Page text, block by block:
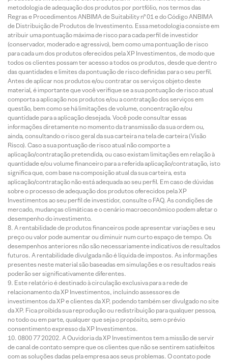
metodologia de adequação dos produtos por portfólio, nos termos das
Regras e Procedimentos ANBIMA de Suitability nº 01 e do Código ANBIMA
de Distribuição de Produtos de Investimento. Essa metodologia consiste em
atribuir uma pontuação máxima de risco para cada perfil de investidor
(conservador, moderado e agressivo), bem como uma pontuação de risco
para cada um dos produtos oferecidos pela XP Investimentos, de modo que
todos os clientes possam ter acesso a todos os produtos, desde que dentro
das quantidades e limites da pontuação de risco definidas para o seu perfil.
Antes de aplicar nos produtos e/ou contratar os serviços objeto deste
material, é importante que você verifique se a sua pontuação de risco atual
comporta a aplicação nos produtos e/ou a contratação dos serviços em
questão, bem como se há limitações de volume, concentração e/ou
quantidade para a aplicação desejada. Você pode consultar essas
informações diretamente no momento da transmissão da sua ordem ou,
ainda, consultando o risco geral da sua carteira na tela de carteira (Visão
Risco). Caso a sua pontuação de risco atual não comporte a
aplicação/contratação pretendida, ou caso existam limitações em relação à
quantidade e/ou volume financeiro para a referida aplicação/contratação, isto
significa que, com base na composição atual da sua carteira, esta
aplicação/contratação não está adequada ao seu perfil. Em caso de dúvidas
sobre o processo de adequação dos produtos oferecidos pela XP
Investimentos ao seu perfil de investidor, consulte o FAQ. As condições de
mercado, mudanças climáticas e o cenário macroeconômico podem afetar o
desempenho do investimento.
A rentabilidade de produtos financeiros pode apresentar variações e seu
preço ou valor pode aumentar ou diminuir num curto espaço de tempo. Os
desempenhos anteriores não são necessariamente indicativos de resultados
futuros. A rentabilidade divulgada não é líquida de impostos. As informações
presentes neste material são baseadas em simulações e os resultados reais
poderão ser significativamente diferentes.
Este relatório é destinado à circulação exclusiva para a rede de
relacionamento da XP Investimentos, incluindo assessores de
investimentos da XP e clientes da XP, podendo também ser divulgado no site
da XP. Fica proibida sua reprodução ou redistribuição para qualquer pessoa,
no todo ou em parte, qualquer que seja o propósito, sem o prévio
consentimento expresso da XP Investimentos.
0800 77 20202. A Ouvidoria da XP Investimentos tem a missão de servir
de canal de contato sempre que os clientes que não se sentirem satisfeitos
com as soluções dadas pela empresa aos seus problemas. O contato pode